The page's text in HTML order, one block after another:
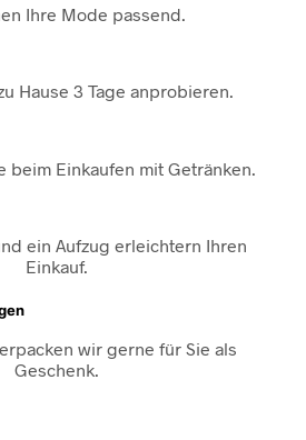
Ihre Mode passend.
Hause 3 Tage anprobieren.
beim Einkaufen mit Getränken.
ein Aufzug erleichtern Ihren
Einkauf.
wir gerne für Sie als
Geschenk.